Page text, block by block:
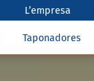
L’empresa
Taponadores